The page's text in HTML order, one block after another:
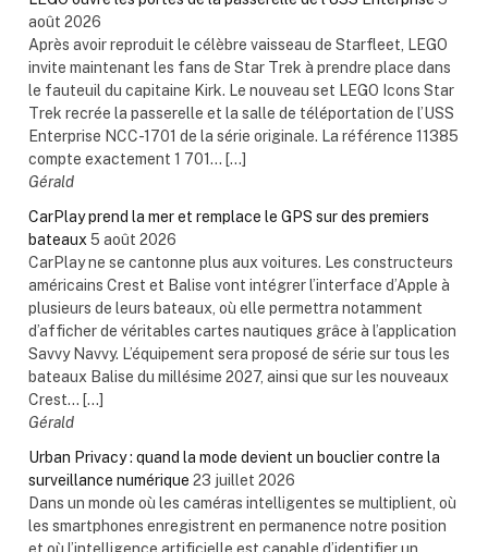
août 2026
Après avoir reproduit le célèbre vaisseau de Starfleet, LEGO
invite maintenant les fans de Star Trek à prendre place dans
le fauteuil du capitaine Kirk. Le nouveau set LEGO Icons Star
Trek recrée la passerelle et la salle de téléportation de l’USS
Enterprise NCC-1701 de la série originale. La référence 11385
compte exactement 1 701... […]
Gérald
CarPlay prend la mer et remplace le GPS sur des premiers
bateaux 5 août 2026
CarPlay ne se cantonne plus aux voitures. Les constructeurs
américains Crest et Balise vont intégrer l’interface d’Apple à
plusieurs de leurs bateaux, où elle permettra notamment
d’afficher de véritables cartes nautiques grâce à l’application
Savvy Navvy. L’équipement sera proposé de série sur tous les
bateaux Balise du millésime 2027, ainsi que sur les nouveaux
Crest... […]
Gérald
Urban Privacy : quand la mode devient un bouclier contre la
surveillance numérique 23 juillet 2026
Dans un monde où les caméras intelligentes se multiplient, où
les smartphones enregistrent en permanence notre position
et où l’intelligence artificielle est capable d’identifier un